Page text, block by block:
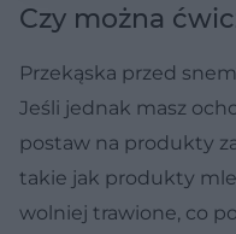
Czy można
Przekąska przed
Jeśli jednak masz
postaw na produkty
takie jak produkty
wolniej trawione, co